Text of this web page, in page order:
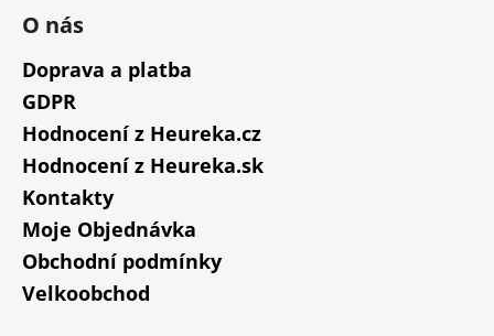
O nás
Doprava a platba
GDPR
Hodnocení z Heureka.cz
Hodnocení z Heureka.sk
Kontakty
Moje Objednávka
Obchodní podmínky
Velkoobchod